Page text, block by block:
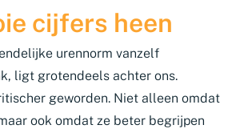
cijfers heen
urennorm vanzelf
ligt grotendeels achter ons.
geworden. Niet alleen omdat
ook omdat ze beter begrijpen